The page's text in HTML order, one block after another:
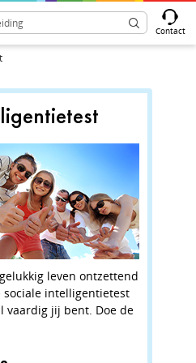
Contact
leven ontzettend
sociale intelligentietest
vaardig jij bent. Doe de